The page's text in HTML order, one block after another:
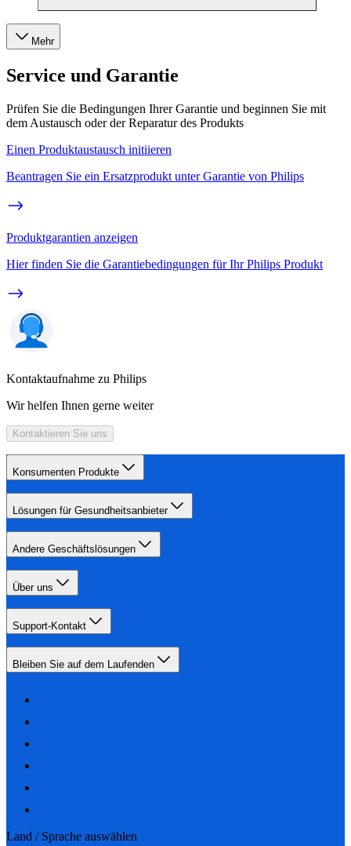
Mehr
Service und Garantie
Prüfen Sie die Bedingungen Ihrer Garantie und beginnen Sie mit
dem Austausch oder der Reparatur des Produkts
Einen Produktaustausch initiieren
Beantragen Sie ein Ersatzprodukt unter Garantie von Philips
Produktgarantien anzeigen
Hier finden Sie die Garantiebedingungen für Ihr Philips Produkt
Kontaktaufnahme zu Philips
Wir helfen Ihnen gerne weiter
Kontaktieren Sie uns
Konsumenten Produkte
Lösungen für Gesundheitsanbieter
Andere Geschäftslösungen
Über uns
Support-Kontakt
Bleiben Sie auf dem Laufenden
Land / Sprache auswählen